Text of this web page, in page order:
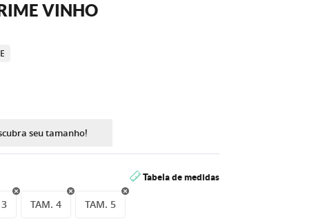
VINHO
seu tamanho!
Tabela de medidas
TAM. 4 TAM. 5